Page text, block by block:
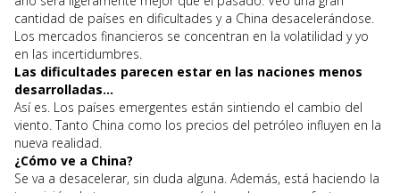
cantidad de países en dificultades y a China desacelerándose.
Los mercados financieros se concentran en la volatilidad y yo
en las incertidumbres.
Las dificultades parecen estar en las naciones menos
desarrolladas…
Así es. Los países emergentes están sintiendo el cambio del
viento. Tanto China como los precios del petróleo influyen en la
nueva realidad.
¿Cómo ve a China?
Se va a desacelerar, sin duda alguna. Además, está haciendo la